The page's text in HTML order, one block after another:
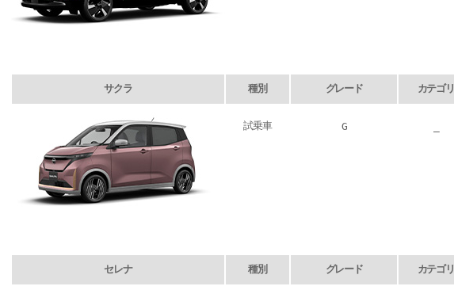
サクラ 種別 グレード カテゴリ
試乗車 G
セレナ 種別 グレード カテゴリ